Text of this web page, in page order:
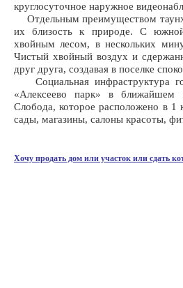
круглосуточное наружное
Отдельным преимуществом
их близость к природе. С
хвойным лесом, в нескольких
Чистый хвойный воздух и
друг друга, создавая в поселке
Социальная инфраструктура
«Алексеево парк» в ближайшем
Слобода, которое расположено в 1
сады, магазины, салоны красоты,
Хочу продать дом или участок или сдать